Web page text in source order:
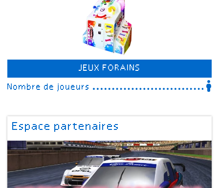
JEUX FORAINS
Nombre de joueurs
Espace partenaires